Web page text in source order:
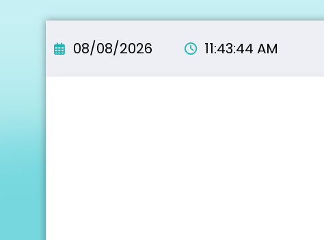
au
08/08/2026 11:43:46 AM